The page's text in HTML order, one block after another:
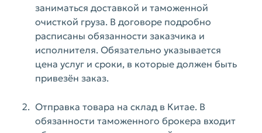
заниматься доставкой и таможенной
очисткой груза. В договоре подробно
расписаны обязанности заказчика и
исполнителя. Обязательно указывается
цена услуг и сроки, в которые должен быть
привезён заказ.
Отправка товара на склад в Китае. В
обязанности таможенного брокера входит